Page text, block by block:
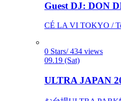
Guest DJ: DON
CÉ LA VI TOKYO /
0 Stars/ 434 views
09.19 (Sat)
ULTRA JAPAN